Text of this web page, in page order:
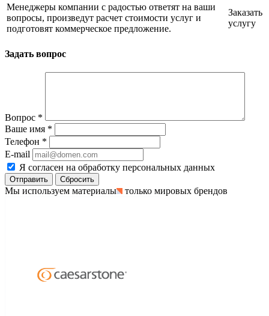
Менеджеры компании с радостью ответят на ваши
вопросы, произведут расчет стоимости услуг и
подготовят коммерческое предложение.
Заказать
услугу
Задать вопрос
Вопрос *
Ваше имя *
Телефон *
E-mail
Я согласен на обработку персональных данных
Сбросить
Мы используем материалы только мировых брендов